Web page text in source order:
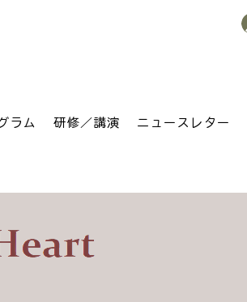
ラム 研修／講演 ニュースレター